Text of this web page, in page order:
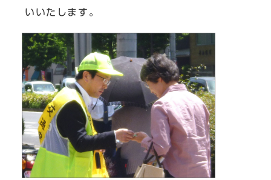
いいたします。